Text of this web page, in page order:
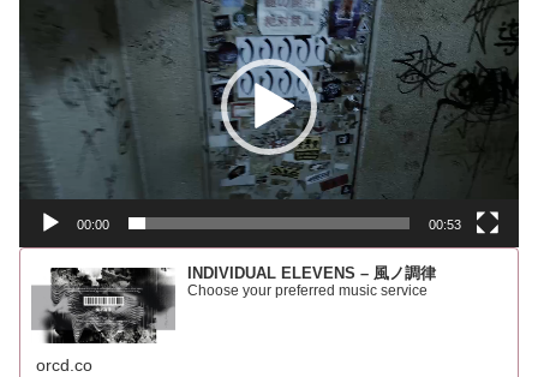
レ
ー
ー
00:00 00:53
INDIVIDUAL ELEVENS – 風ノ調律
Choose your preferred music service
orcd.co